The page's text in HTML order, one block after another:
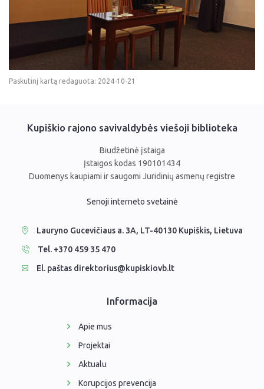
Paskutinį kartą redaguota: 2024-10-21
Kupiškio rajono savivaldybės viešoji biblioteka
Biudžetinė įstaiga
Įstaigos kodas 190101434
Duomenys kaupiami ir saugomi Juridinių asmenų registre
Senoji interneto svetainė
Lauryno Gucevičiaus a. 3A, LT-40130 Kupiškis, Lietuva
Tel. +370 459 35 470
El. paštas direktorius@kupiskiovb.lt
Informacija
Apie mus
Projektai
Aktualu
Korupcijos prevencija